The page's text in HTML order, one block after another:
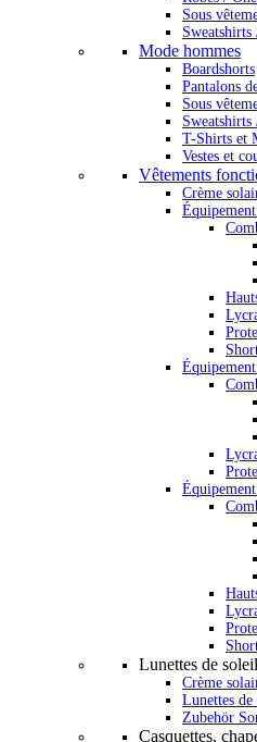
Sous
Mode hommes
Boardshorts
Pantalons
Sous
T-Shirts et
Vestes et
Vêtements
Crème
Lunettes de
Crème
Lunettes
Zubehör
Casquettes,